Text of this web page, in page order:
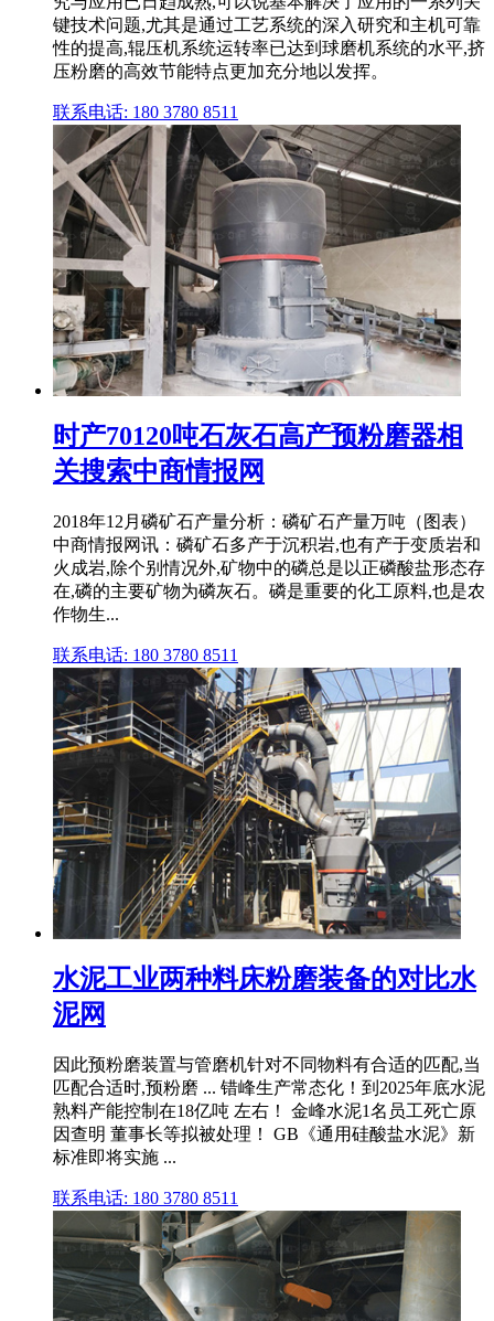
键技术问题,尤其是通过工艺系统的深入研究和主机可靠
性的提高,辊压机系统运转率已达到球磨机系统的水平,挤
压粉磨的高效节能特点更加充分地以发挥。
联系电话: 180 3780 8511
时产70120吨石灰石高产预粉磨器相
关搜索中商情报网
2018年12月磷矿石产量分析：磷矿石产量万吨（图表）
中商情报网讯：磷矿石多产于沉积岩,也有产于变质岩和
火成岩,除个别情况外,矿物中的磷总是以正磷酸盐形态存
在,磷的主要矿物为磷灰石。磷是重要的化工原料,也是农
作物生...
联系电话: 180 3780 8511
水泥工业两种料床粉磨装备的对比水
泥网
因此预粉磨装置与管磨机针对不同物料有合适的匹配,当
匹配合适时,预粉磨 ... 错峰生产常态化！到2025年底水泥
熟料产能控制在18亿吨 左右！ 金峰水泥1名员工死亡原
因查明 董事长等拟被处理！ GB《通用硅酸盐水泥》新
标准即将实施 ...
联系电话: 180 3780 8511